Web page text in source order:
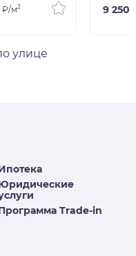
₽/м2
9 250
улице
Trade-in